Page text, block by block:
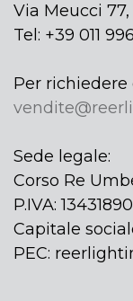
Via Meucci
Tel: +39 011
Per richiedere
Sede legale:
Corso Re
P.IVA:
Capitale
PEC: